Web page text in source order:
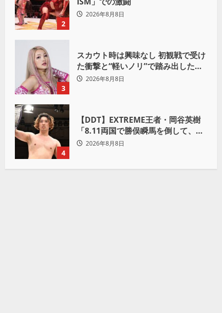
2
2026年8月8日
3
スカウト時は興味なし 初観戦で受け
た衝撃と“軽いノリ”で踏み出したプ
ロレスへの道
2026年8月8日
4
【DDT】EXTREME王者・岡谷英樹
「8.11両国で勝俣瞬馬を倒して、初
めて“本当の王者”になれる」
2026年8月8日